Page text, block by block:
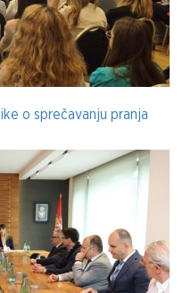
o sprečavanju pranja